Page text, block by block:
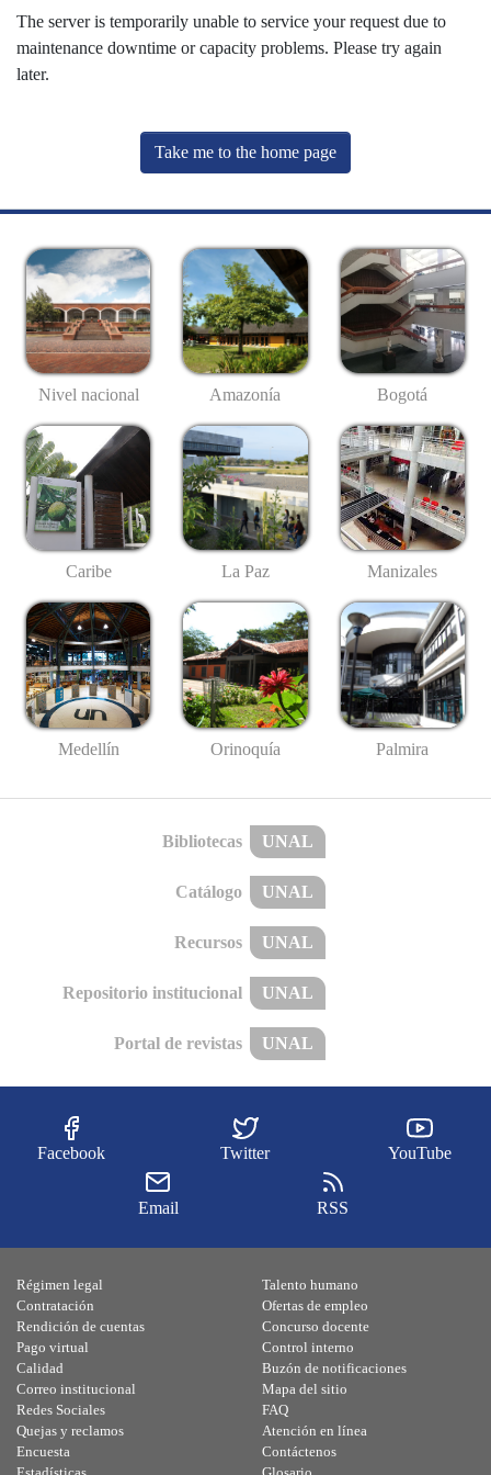
The server is temporarily unable to service your request due to
maintenance downtime or capacity problems. Please try again
later.
Take me to the home page
Nivel nacional Amazonía Bogotá
Caribe La Paz Manizales
Medellín Orinoquía Palmira
Bibliotecas UNAL
Catálogo UNAL
Recursos UNAL
Repositorio institucional UNAL
Portal de revistas UNAL
Facebook Twitter YouTube
Email RSS
Régimen legal
Contratación
Rendición de cuentas
Pago virtual
Calidad
Talento humano
Ofertas de empleo
Concurso docente
Control interno
Buzón de notificaciones
Correo institucional
Redes Sociales
Quejas y reclamos
Encuesta
Mapa del sitio
FAQ
Atención en línea
Contáctenos